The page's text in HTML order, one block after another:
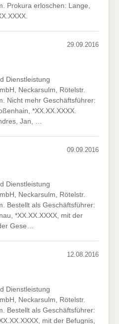
Prokura erloschen: Lange,
29.09.2016
Dienstleistung
Neckarsulm, Rötelstr.
Nicht mehr Geschäftsführer:
*XX.XX.XXXX.
Jan, …
09.09.2016
Dienstleistung
Neckarsulm, Rötelstr.
Bestellt als Geschäftsführer:
*XX.XX.XXXX, mit der
Gese…
12.08.2016
Dienstleistung
Neckarsulm, Rötelstr.
Bestellt als Geschäftsführer:
mit der Befugnis,